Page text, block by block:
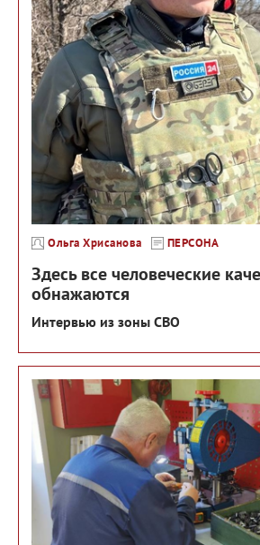
Ольга Хрисанова ПЕРСОНА
Здесь все человеческие
обнажаются
Интервью из зоны СВО